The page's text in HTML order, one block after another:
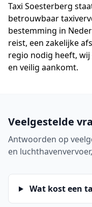
Taxi Soesterberg
betrouwbaar
bestemming in
reist, een zakelijke
regio nodig heeft,
en veilig aankomt.
Veelgestelde
Antwoorden op
en
Wat kost een